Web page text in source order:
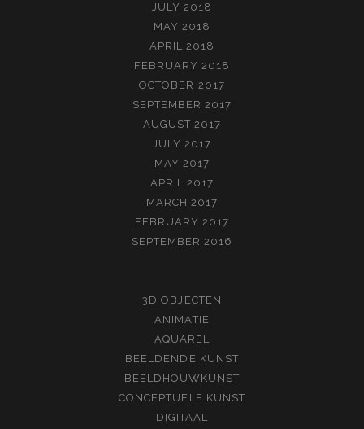
JULY 2018
MAY 2018
APRIL 2018
FEBRUARY 2018
OCTOBER 2017
SEPTEMBER 2017
AUGUST 2017
JULY 2017
MAY 2017
APRIL 2017
MARCH 2017
FEBRUARY 2017
SEPTEMBER 2016
3D OBJECTEN
ANIMATIE
AQUAREL
BEELDENDE KUNST
BEELDHOUWKUNST
CONCEPTUELE KUNST
DIGITAAL